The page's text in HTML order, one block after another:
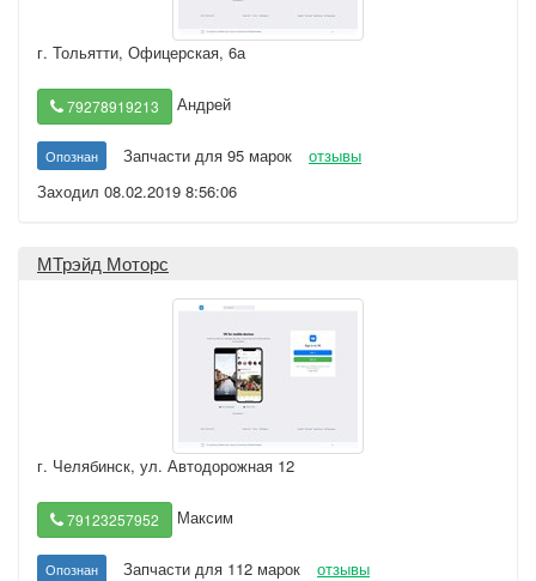
г. Тольятти, Офицерская, 6а
79278919213 Андрей
Опознан Запчасти для 95 марок
отзывы
Заходил 08.02.2019 8:56:06
МТрэйд Моторс
г. Челябинск, ул. Автодорожная 12
79123257952 Максим
Опознан Запчасти для 112 марок
отзывы